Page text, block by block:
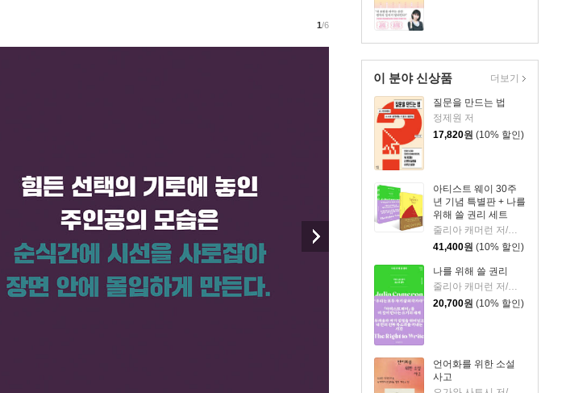
이 분야 신상품
질문을 만드는 법
정제원 저
17,820원 (10% 할인)
아티스트 웨이 30주
년 기념 특별판 + 나를
위해 쓸 권리 세트
줄리아 캐머런 저/박미경,박성혜 역
41,400원 (10% 할인)
나를 위해 쓸 권리
줄리아 캐머런 저/박성혜 역
20,700원 (10% 할인)
언어화를 위한 소설
사고
더보기
1/6